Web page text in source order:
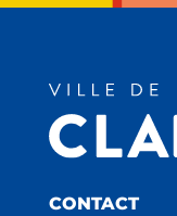
CONTACT